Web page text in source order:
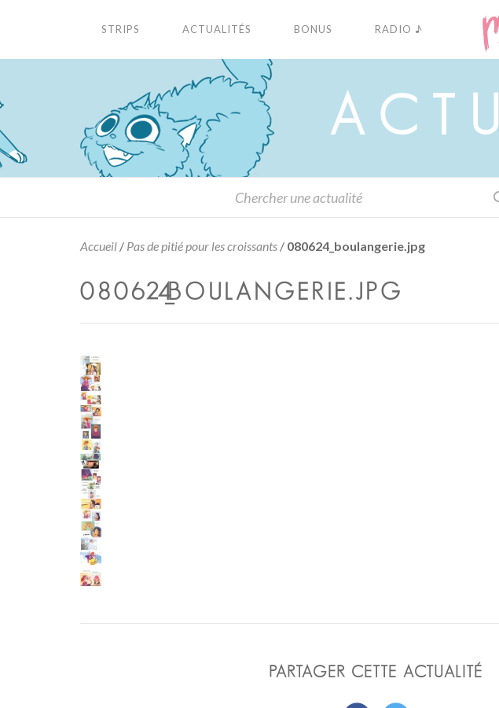
STRIPS ACTUALITÉS BONUS RADIO ♪
A C U
Accueil / Pas de pitié pour les croissants / 080624_boulangerie.jpg
080624_BOULANGERIE.JPG
PARTAGER CETTE ACTUALITÉ